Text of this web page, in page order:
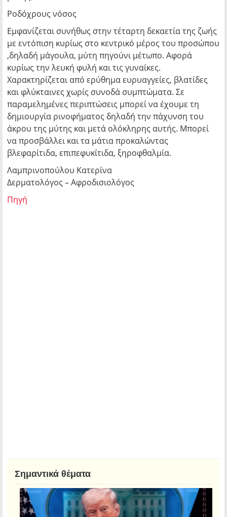
Pοδόχρους νόσος
Εμφανίζεται συνήθως στην τέταρτη δεκαετία της ζωής
με εντόπιση κυρίως στο κεντρικό μέρος του προσώπου
,δηλαδή μάγουλα, μύτη πηγούνι μέτωπο. Αφορά
κυρίως την λευκή φυλή και τις γυναίκες.
Χαρακτηρίζεται από ερύθημα ευρυαγγείες, βλατίδες
και φλύκταινες χωρίς συνοδά συμπτώματα. Σε
παραμελημένες περιπτώσεις μπορεί να έχουμε τη
δημιουργία ρινοφήματος δηλαδή την πάχυνση του
άκρου της μύτης και μετά ολόκληρης αυτής. Μπορεί
να προσβάλλει και τα μάτια προκαλώντας
βλεφαρίτιδα, επιπεφυκίτιδα, ξηροφθαλμία.
Λαμπρινοπούλου Κατερίνα
Δερματολόγος – Αφροδισιολόγος
Πηγή
Σημαντικά θέματα